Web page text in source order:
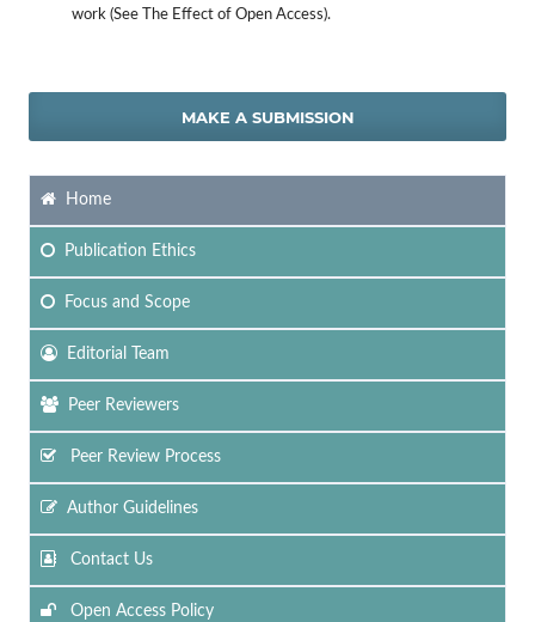
work (See The Effect of Open Access).
MAKE A SUBMISSION
Home
Publication Ethics
Focusand Scope
Editorial Team
Peer Reviewers
Peer Review Process
Author Guidelines
Contact Us
Open Access Policy